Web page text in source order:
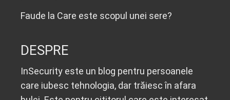
Faude la Care este scopul unei sere?
DESPRE
InSecurity este un blog pentru persoanele
care iubesc tehnologia, dar trăiesc în afara